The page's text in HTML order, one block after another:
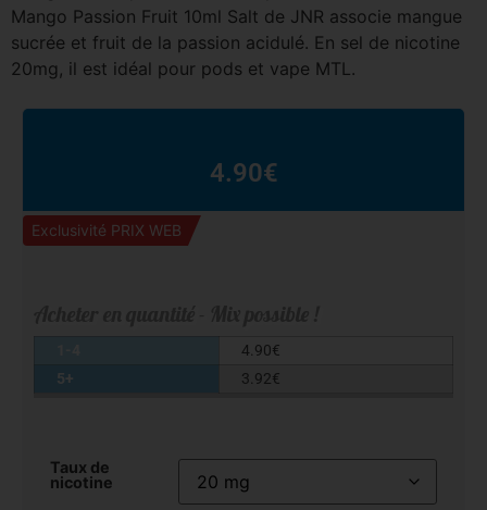
Mango Passion Fruit 10ml Salt de JNR associe mangue
sucrée et fruit de la passion acidulé. En sel de nicotine
20mg, il est idéal pour pods et vape MTL.
4.90€
Exclusivité PRIX WEB
4.90€
5+
3.92€
Taux de
nicotine